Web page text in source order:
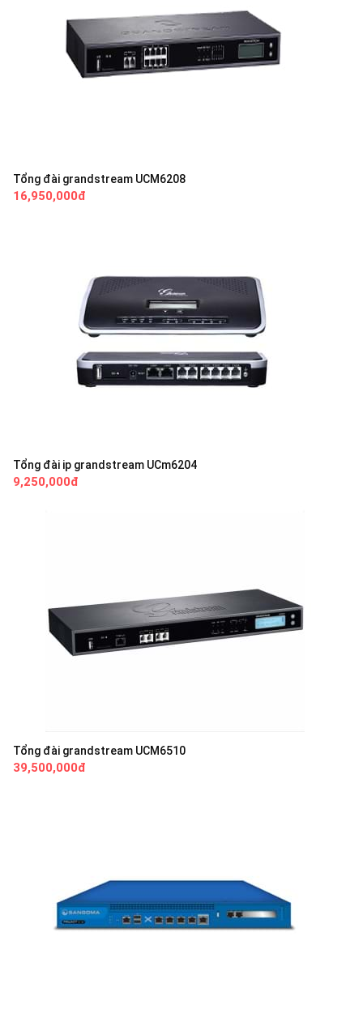
Tổng đài grandstream UCM6208
16,950,000đ
Tổng đài ip grandstream UCm6204
9,250,000đ
Tổng đài grandstream UCM6510
39,500,000đ